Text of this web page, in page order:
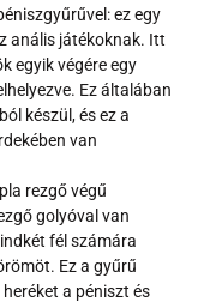
ez egy
anális játékoknak. Itt
egyik végére egy
Ez általában
készül, és ez a
van
rezgő végű
golyóval van
fél számára
Ez a gyűrű
a péniszt és